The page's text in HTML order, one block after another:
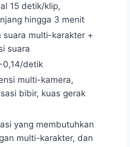
15 detik/klip,
hingga 3 menit
suara multi-karakter +
suara
detik
multi-kamera,
bibir, kuas gerak
yang membutuhkan
multi-karakter, dan